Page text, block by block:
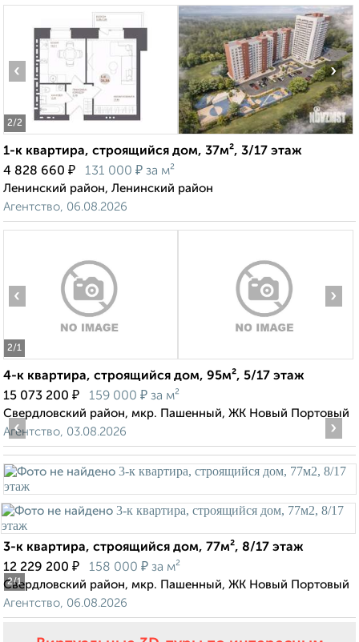
2/2
‹ ›
1-к квартира, строящийся дом, 37м², 3/17 этаж
4 828 660 ₽ 131 000 ₽ за м²
Ленинский район, Ленинский район
Агентство, 06.08.2026
2/1
‹ ›
4-к квартира, строящийся дом, 95м², 5/17 этаж
15 073 200 ₽ 159 000 ₽ за м²
Свердловский район, мкр. Пашенный, ЖК Новый Портовый
Агентство, 03.08.2026
2/1
‹ ›
3-к квартира, строящийся дом, 77м², 8/17 этаж
12 229 200 ₽ 158 000 ₽ за м²
Свердловский район, мкр. Пашенный, ЖК Новый Портовый
Агентство, 06.08.2026